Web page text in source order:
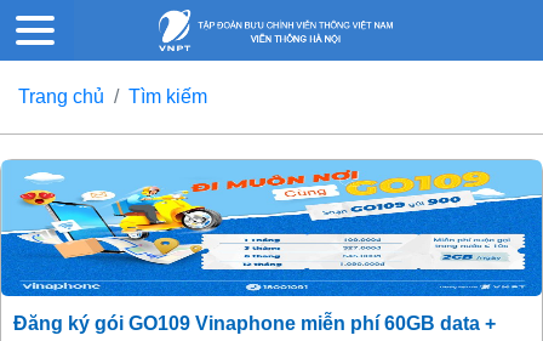
Trang chủ Tìm kiếm
Đăng ký gói GO109 Vinaphone miễn phí 60GB data +